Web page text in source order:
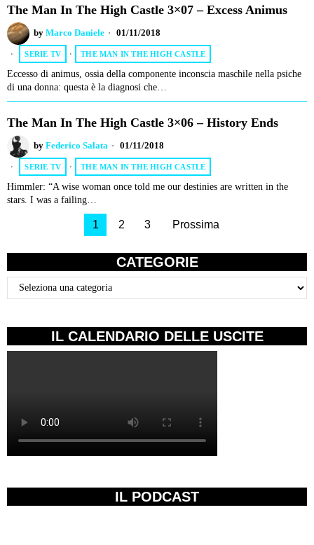
The Man In The High Castle 3×07 – Excess Animus
by Marco Daniele 01/11/2018
SERIE TV · THE MAN IN THE HIGH CASTLE
Eccesso di animus, ossia della componente inconscia maschile nella psiche
di una donna: questa è la diagnosi che…
The Man In The High Castle 3×06 – History Ends
by Federico Salata 01/11/2018
SERIE TV · THE MAN IN THE HIGH CASTLE
Himmler: “A wise woman once told me our destinies are written in the
stars. I was a failing…
1 2 3 Prossima
CATEGORIE
Categorie
IL CALENDARIO DELLE USCITE
IL PODCAST